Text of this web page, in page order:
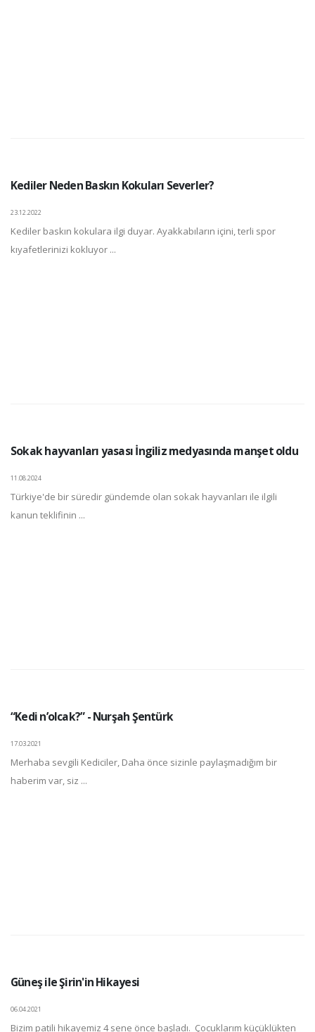
Kediler Neden Baskın Kokuları Severler?
23.12.2022
Kediler baskın kokulara ilgi duyar. Ayakkabıların içini, terli spor
kıyafetlerinizi kokluyor ...
Sokak hayvanları yasası İngiliz medyasında manşet oldu
11.08.2024
Türkiye'de bir süredir gündemde olan sokak hayvanları ile ilgili
kanun teklifinin ...
“Kedi n’olcak?” - Nurşah Şentürk
17.03.2021
Merhaba sevgili Kediciler, Daha önce sizinle paylaşmadığım bir
haberim var, siz ...
Güneş ile Şirin'in Hikayesi
06.04.2021
Bizim patili hikayemiz 4 sene önce başladı. Çocuklarım küçüklükten